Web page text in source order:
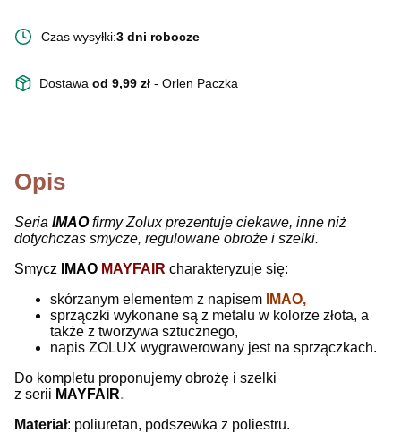
Czas wysyłki:3 dni robocze
Dostawa od 9,99 zł - Orlen Paczka
Opis
Seria IMAOfirmy Zolux prezentuje ciekawe, inne niż
dotychczas smycze, regulowane obroże i szelki.
Smycz IMAO MAYFAIR charakteryzuje się:
skórzanym elementem z napisem
IMAO,
sprzączki wykonane są z metalu w kolorze złota, a
także z tworzywa sztucznego,
napis ZOLUX wygrawerowany jest na sprzączkach.
Do kompletu proponujemy obrożę i szelki
z serii MAYFAIR.
Materiał: poliuretan, podszewka z poliestru.